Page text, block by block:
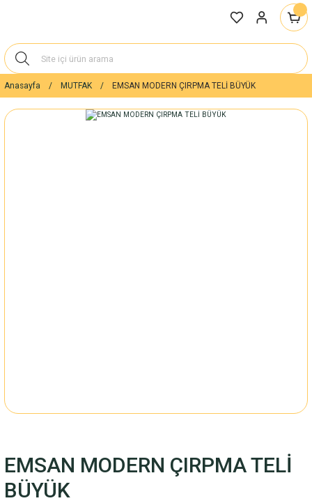
Anasayfa MUTFAK EMSAN MODERN ÇIRPMA TELİ BÜYÜK
EMSAN MODERN ÇIRPMA TELİ
BÜYÜK